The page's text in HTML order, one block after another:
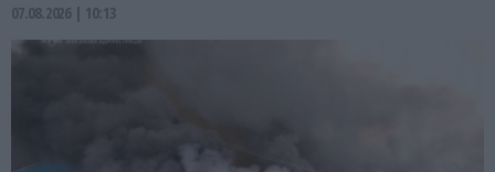
07.08.2026 | 10:13